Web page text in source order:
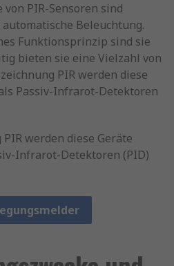
PIR-Sensoren sind
Beleuchtung.
Funktionsprinzip sind sie
bieten sie eine Vielzahl von
PIR werden diese
Passiv-Infrarot-Detektoren
werden diese Geräte
Infrarot-Detektoren (PID)